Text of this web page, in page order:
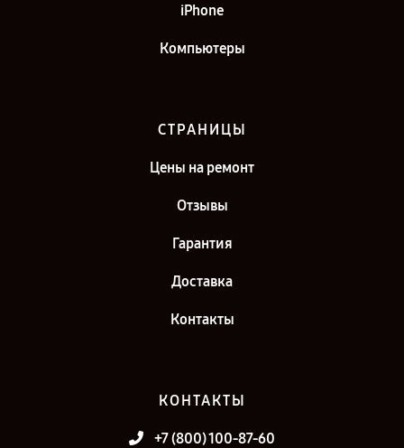
iPhone
Компьютеры
СТРАНИЦЫ
Цены на ремонт
Отзывы
Гарантия
Доставка
Контакты
КОНТАКТЫ
+7 (800) 100-87-60